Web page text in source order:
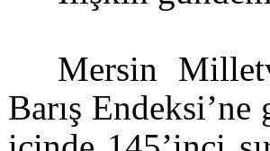
Mersin
Barış